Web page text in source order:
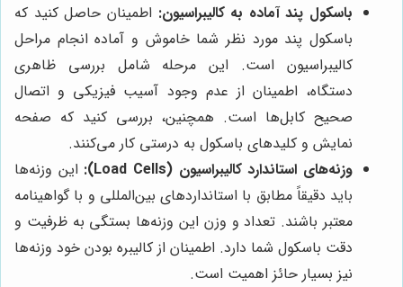
باسکول پند آماده به کالیبراسیون: اطمینان حاصل کنید که
باسکول پند مورد نظر شما خاموش و آماده انجام مراحل
کالیبراسیون است. این مرحله شامل بررسی ظاهری
دستگاه، اطمینان از عدم وجود آسیب فیزیکی و اتصال
صحیح کابل‌ها است. همچنین، بررسی کنید که صفحه
نمایش و کلیدهای باسکول به درستی کار می‌کنند.
وزنه‌های استاندارد کالیبراسیون (Load Cells):
این وزنه‌ها
باید دقیقاً مطابق با استانداردهای بین‌المللی و با گواهینامه
معتبر باشند. تعداد و وزن این وزنه‌ها بستگی به ظرفیت و
دقت باسکول شما دارد. اطمینان از کالیبره بودن خود وزنه‌ها
نیز بسیار حائز اهمیت است.